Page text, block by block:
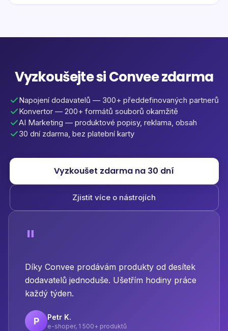
Vyzkoušejte si Convee zdarma
Napojení dodavatelů — 300+ předdefinovaných partnerů
Konvertor — 200+ formátů souborů okamžitě
AI Marketing — produktové popisy, reklama, obsah
30 dní zdarma, bez platební karty
Vyzkoušet zdarma na 30 dní
Zjistit více o nástrojích
"
Díky Convee prodávám produkty od desítek
dodavatelů jednoduše. Ušetřím hodiny práce
každý týden.
P Petr K.
e-shoper, 1 500+ produktů